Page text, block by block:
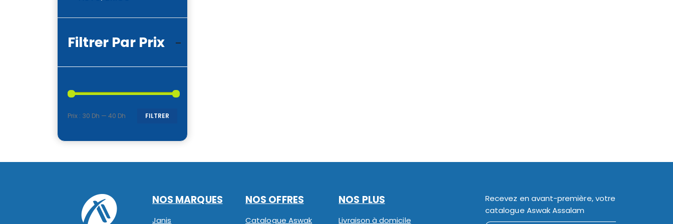
Filtrer Par Prix
FILTRER
Prix : 30 Dh — 40 Dh
NOS MARQUES
Janis
NOS OFFRES
Catalogue Aswak
NOS PLUS
Livraison à domicile
Recevez en avant-première, votre
catalogue Aswak Assalam